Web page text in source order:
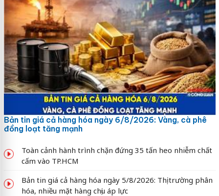
Bản tin giá cả hàng hóa ngày 6/8/2026: Vàng, cà phê
đồng loạt tăng mạnh
Toàn cảnh hành trình chặn đứng 35 tấn heo nhiễm chất
cấm vào TP.HCM
Bản tin giá cả hàng hóa ngày 5/8/2026: Thị trường phân
hóa, nhiều mặt hàng chịu áp lực